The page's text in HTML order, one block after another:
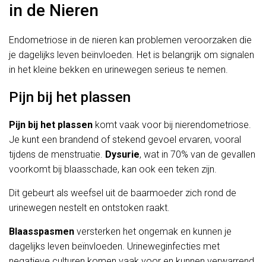
in de Nieren
Endometriose in de nieren kan problemen veroorzaken die
je dagelijks leven beïnvloeden. Het is belangrijk om signalen
in het kleine bekken en urinewegen serieus te nemen.
Pijn bij het plassen
Pijn bij het plassen komt vaak voor bij nierendometriose.
Je kunt een brandend of stekend gevoel ervaren, vooral
tijdens de menstruatie. Dysurie, wat in 70% van de gevallen
voorkomt bij blaasschade, kan ook een teken zijn.
Dit gebeurt als weefsel uit de baarmoeder zich rond de
urinewegen nestelt en ontstoken raakt.
Blaasspasmen versterken het ongemak en kunnen je
dagelijks leven beïnvloeden. Urineweginfecties met